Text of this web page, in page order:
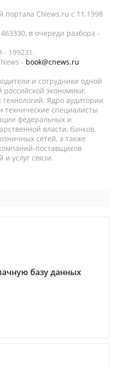
портала CNews.ru c 11.1998
в очереди разбора -
- 199231.
- book@cnews.ru
и сотрудники одной
экономики:
Ядро аудитории
специалисты
федеральных и
власти, банков,
сетей, а также
поставщиков
услуг связи.
базу данных